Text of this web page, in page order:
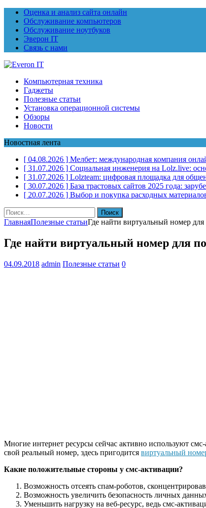
Оценка и анализ сайта онлайн
Обслуживание компьютеров
Обслуживание ноутбуков
Эверон IT
Связь с нами
Компьютерная техника
Гаджеты
Полезные статьи
Установка операционной системы
Обзоры
Новости
Новостная лента
[ 04.08.2026 ] Мелбет: международная компания
[ 31.07.2026 ] Социальная инженерия на Lolz.live:
[ 31.07.2026 ] Lolzteam: цифровая площадка для
[ 30.07.2026 ] База трастовых сайтов 2025 года:
[ 20.07.2026 ] Выбор и покупка расходных
Найти:
ГлавнаяПолезные статьиГде найти виртуальный номер
Где найти виртуальный номер для
04.09.2018 admin Полезные статьи 0
Многие интернет ресурсы сейчас активно используют
свой реальный номер, здесь пригодится виртуальный
Какие положительные стороны у смс-активации?
Возможность отсеять спам-роботов,
Возможность увеличить безопасность личных
Уменьшить нагрузку на веб-ресурс, ведь смс-